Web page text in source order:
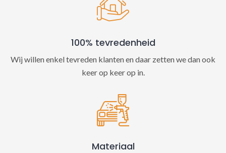
100% tevredenheid
Wij willen enkel tevreden klanten en daar zetten we dan ook
keer op keer op in.
Materiaal